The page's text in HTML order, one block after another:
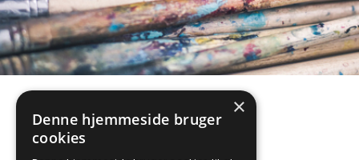
Oplev ×
Denne hjemmeside bruger
cookies